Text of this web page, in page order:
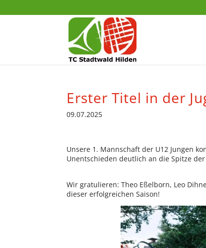
Erster Titel in der
09.07.2025
Unsere 1. Mannschaft der U12 Jungen
Unentschieden deutlich an die Spitze
Wir gratulieren: Theo Eßelborn, Leo
dieser erfolgreichen Saison!